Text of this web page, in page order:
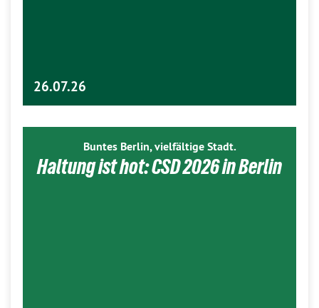
26.07.26
Buntes Berlin, vielfältige Stadt.
Haltung ist hot: CSD 2026 in Berlin